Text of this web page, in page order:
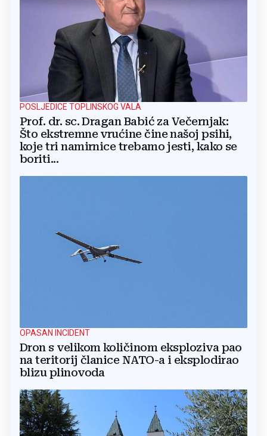
POSLJEDICE TOPLINSKOG VALA
Prof. dr. sc. Dragan Babić za Večernjak:
Što ekstremne vrućine čine našoj psihi,
koje tri namirnice trebamo jesti, kako se
boriti...
OPASAN INCIDENT
Dron s velikom količinom eksploziva pao
na teritorij članice NATO-a i eksplodirao
blizu plinovoda